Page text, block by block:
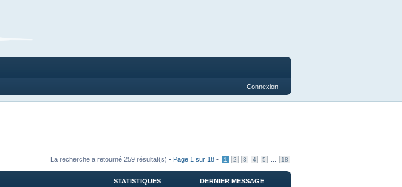
Connexion
La recherche a retourné 259 résultat(s) • Page 1 sur 18 • 1 2 3 4 5 18
STATISTIQUES DERNIER MESSAGE